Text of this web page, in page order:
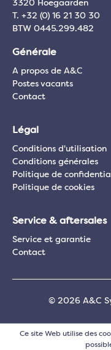
3320 Hoegaarden
T. +32 (0) 16 21 30 30
BTW 0445.299.482
Générale
A propos de A&C
Postes vacants
Contact
Légal
Conditions d'utilisation
Conditions générales
Politique de
Politique de cookies
Service & aftersales
Service et garantie
Contact
© 2026 A&C
Ce site Web utilise des